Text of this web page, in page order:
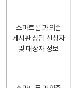
스마트폰 과의존
게시판 상담 신청자
및 대상자 정보